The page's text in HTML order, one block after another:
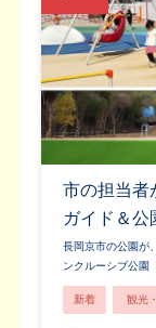
市の担当者
ガイド＆公
長岡京市の公園が
ンクルーシブ公園
新着 観光